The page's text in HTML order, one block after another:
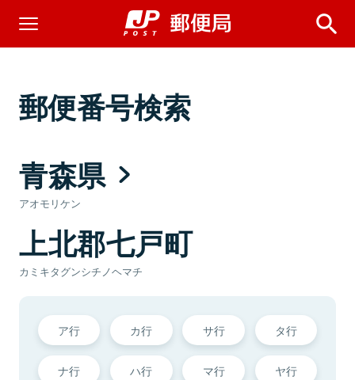
郵便番号検索
青森県
アオモリケン
上北郡七戸町
カミキタグンシチノヘマチ
ア行 カ行 サ行 タ行
ナ行 ハ行 マ行 ヤ行